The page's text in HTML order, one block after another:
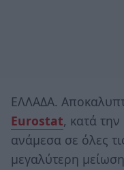
ΕΛΛΑΔΑ.
Eurostat, κατά
ανάμεσα σε όλες
μεγαλύτερη